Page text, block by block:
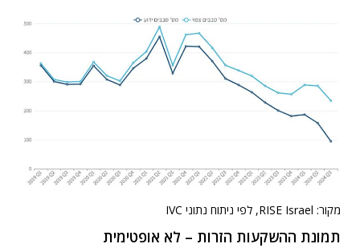
מקור: RISE Israel, לפי ניתוח נתוני IVC
תמונת ההשקעות הזרות – לא אופטימית